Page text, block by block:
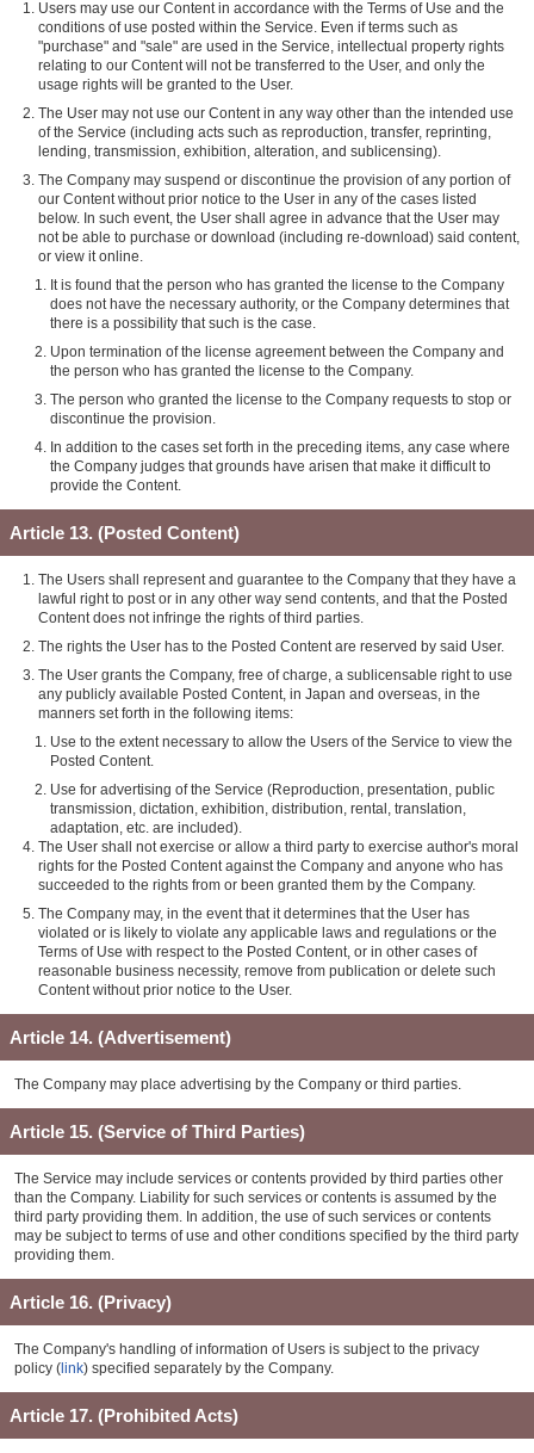
Users may use our Content in accordance with the Terms of Use and the
conditions of use posted within the Service. Even if terms such as
"purchase" and "sale" are used in the Service, intellectual property rights
relating to our Content will not be transferred to the User, and only the
usage rights will be granted to the User.
The User may not use our Content in any way other than the intended use
of the Service (including acts such as reproduction, transfer, reprinting,
lending, transmission, exhibition, alteration, and sublicensing).
The Company may suspend or discontinue the provision of any portion of
our Content without prior notice to the User in any of the cases listed
below. In such event, the User shall agree in advance that the User may
not be able to purchase or download (including re-download) said content,
or view it online.
It is found that the person who has granted the license to the Company
does not have the necessary authority, or the Company determines that
there is a possibility that such is the case.
Upon termination of the license agreement between the Company and
the person who has granted the license to the Company.
The person who granted the license to the Company requests to stop or
discontinue the provision.
In addition to the cases set forth in the preceding items, any case where
the Company judges that grounds have arisen that make it difficult to
provide the Content.
Article 13. (Posted Content)
The Users shall represent and guarantee to the Company that they have a
lawful right to post or in any other way send contents, and that the Posted
Content does not infringe the rights of third parties.
The rights the User has to the Posted Content are reserved by said User.
The User grants the Company, free of charge, a sublicensable right to use
any publicly available Posted Content, in Japan and overseas, in the
manners set forth in the following items:
Use to the extent necessary to allow the Users of the Service to view the
Posted Content.
Use for advertising of the Service (Reproduction, presentation, public
transmission, dictation, exhibition, distribution, rental, translation,
adaptation, etc. are included).
The User shall not exercise or allow a third party to exercise author's moral
rights for the Posted Content against the Company and anyone who has
succeeded to the rights from or been granted them by the Company.
The Company may, in the event that it determines that the User has
violated or is likely to violate any applicable laws and regulations or the
Terms of Use with respect to the Posted Content, or in other cases of
reasonable business necessity, remove from publication or delete such
Content without prior notice to the User.
Article 14. (Advertisement)
The Company may place advertising by the Company or third parties.
Article 15. (Service of Third Parties)
The Service may include services or contents provided by third parties other
than the Company. Liability for such services or contents is assumed by the
third party providing them. In addition, the use of such services or contents
may be subject to terms of use and other conditions specified by the third party
providing them.
Article 16. (Privacy)
The Company's handling of information of Users is subject to the privacy
policy (link) specified separately by the Company.
Article 17. (Prohibited Acts)